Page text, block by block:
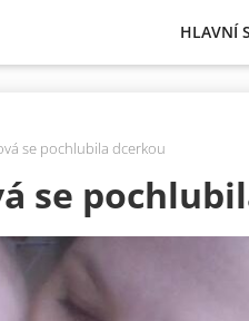
HLAVNÍ
se pochlubila dcerkou
se